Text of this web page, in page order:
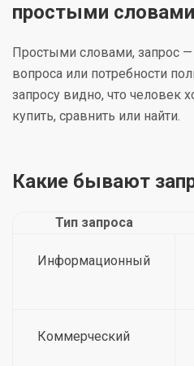
простыми словами
Простыми словами, запрос
вопроса или потребности
запросу видно, что человек
купить, сравнить или найти.
Какие бывают
Тип запроса
Информационный
Коммерческий